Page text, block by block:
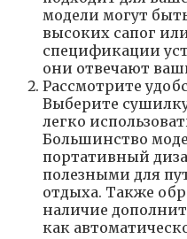
модели могут
высоких сапог
спецификации
они отвечают
Рассмотрите
Выберите
легко
Большинство
портативный
полезными для
отдыха. Также
наличие
как